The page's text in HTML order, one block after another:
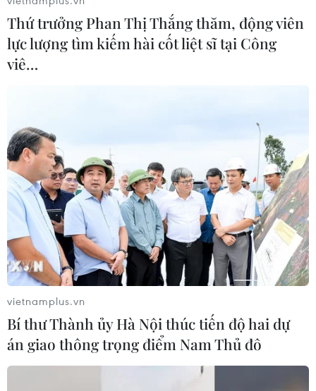
07/08/2026 03:19
Sập công trình tại Cuba khiến 2
Xem thêm
CƠ QUAN CHỦ QUẢN: THÔNG TẤN XÃ VIỆT NAM
Tổng Biên tập: TRẦN TIẾN DUẨN
Phó Tổng Biên tập: NGUYỄN THỊ TÁM, KHÚC THANH
THỦY
Quy định sử dụng
Thứ trưởng Phan Thị Thắng thăm, động viên
lực lượng tìm kiếm hài cốt liệt sĩ tại Công
viê…
vietnamplus.vn
Bí thư Thành ủy Hà Nội thúc tiến độ hai dự
án giao thông trọng điểm Nam Thủ đô